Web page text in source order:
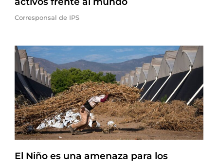
Corresponsal de IPS
El Niño es una amenaza para los